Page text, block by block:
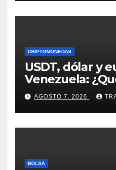
CRIPTOMONEDAS
USDT, dólar y
Venezuela:
fenómeno
Feathers”?
AGOSTO 7, 2026
BOLSA